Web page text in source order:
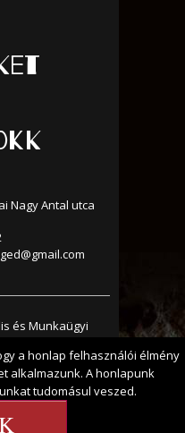
Nagy Antal utca
és Munkaügyi
Erőforrás
közreműködésével
fenntartva -
Alapítvány |
a honlap felhasználói élmény
alkalmazunk. A honlapunk
tudomásul veszed.